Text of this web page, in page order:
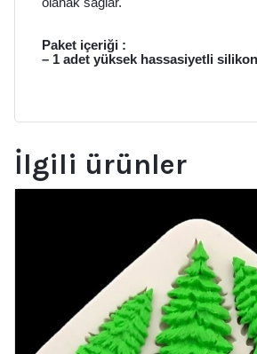
Paket içeriği :
– 1 adet yüksek hassasiyetli silikon
İlgili ürünler